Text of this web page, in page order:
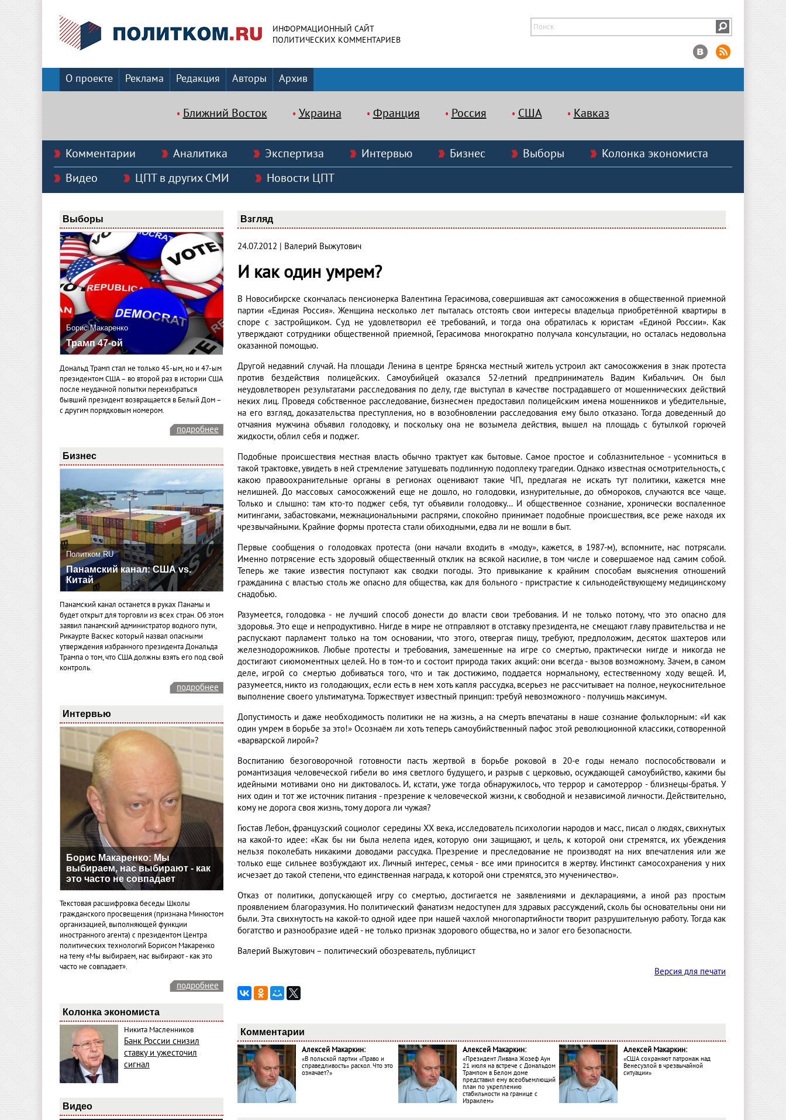
ИНФОРМАЦИОННЫЙ САЙТ
ПОЛИТИЧЕСКИХ КОММЕНТАРИЕВ
О проекте Реклама Редакция Авторы Архив
Ближний Восток Украина Франция Россия США Кавказ
Комментарии Аналитика Экспертиза Интервью Бизнес Выборы
Колонка экономиста
Видео
ЦПТ в других СМИ Новости ЦПТ
Выборы
Борис Макаренко
Трамп 47-ой
Дональд Трамп стал не только 45-ым, но и 47-ым
президентом США – во второй раз в истории США
после неудачной попытки переизбраться
бывший президент возвращается в Белый Дом –
с другим порядковым номером.
подробнее
Бизнес
Политком.RU
Панамский канал: США vs.
Китай
Панамский канал останется в руках Панамы и
будет открыт для торговли из всех стран. Об этом
заявил панамский администратор водного пути,
Рикаурте Васкес который назвал опасными
утверждения избранного президента Дональда
Трампа о том, что США должны взять его под свой
контроль.
подробнее
Интервью
Борис Макаренко: Мы
выбираем, нас выбирают - как
это часто не совпадает
Текстовая расшифровка беседы Школы
гражданского просвещения (признана Минюстом
организацией, выполняющей функции
иностранного агента) с президентом Центра
политических технологий Борисом Макаренко
на тему «Мы выбираем, нас выбирают - как это
часто не совпадает».
подробнее
Колонка экономиста
Никита Масленников
Банк России снизил
ставку и ужесточил
сигнал
Видео
Взгляд
24.07.2012 | Валерий Выжутович
И как один умрем?
В Новосибирске скончалась пенсионерка Валентина Герасимова, совершившая акт самосожжения в общественной приемной
партии «Единая Россия». Женщина несколько лет пыталась отстоять свои интересы владельца приобретённой квартиры в
споре с застройщиком. Суд не удовлетворил её требований, и тогда она обратилась к юристам «Единой России». Как
утверждают сотрудники общественной приемной, Герасимова многократно получала консультации, но осталась недовольна
оказанной помощью.
Другой недавний случай. На площади Ленина в центре Брянска местный житель устроил акт самосожжения в знак протеста
против бездействия полицейских. Самоубийцей оказался 52-летний предприниматель Вадим Кибальчич. Он был
неудовлетворен результатами расследования по делу, где выступал в качестве пострадавшего от мошеннических действий
неких лиц. Проведя собственное расследование, бизнесмен предоставил полицейским имена мошенников и убедительные,
на его взгляд, доказательства преступления, но в возобновлении расследования ему было отказано. Тогда доведенный до
отчаяния мужчина объявил голодовку, и поскольку она не возымела действия, вышел на площадь с бутылкой горючей
жидкости, облил себя и поджег.
Подобные происшествия местная власть обычно трактует как бытовые. Самое простое и соблазнительное - усомниться в
такой трактовке, увидеть в ней стремление затушевать подлинную подоплеку трагедии. Однако известная осмотрительность, с
какою правоохранительные органы в регионах оценивают такие ЧП, предлагая не искать тут политики, кажется мне
нелишней. До массовых самосожжений еще не дошло, но голодовки, изнурительные, до обмороков, случаются все чаще.
Только и слышно: там кто-то поджег себя, тут объявили голодовку… И общественное сознание, хронически воспаленное
митингами, забастовками, межнациональными распрями, спокойно принимает подобные происшествия, все реже находя их
чрезвычайными. Крайние формы протеста стали обиходными, едва ли не вошли в быт.
Первые сообщения о голодовках протеста (они начали входить в «моду», кажется, в 1987-м), вспомните, нас потрясали.
Именно потрясение есть здоровый общественный отклик на всякой насилие, в том числе и совершаемое над самим собой.
Теперь же такие известия поступают как сводки погоды. Это привыкание к крайним способам выяснения отношений
гражданина с властью столь же опасно для общества, как для больного - пристрастие к сильнодействующему медицинскому
снадобью.
Разумеется, голодовка - не лучший способ донести до власти свои требования. И не только потому, что это опасно для
здоровья. Это еще и непродуктивно. Нигде в мире не отправляют в отставку президента, не смещают главу правительства и не
распускают парламент только на том основании, что этого, отвергая пищу, требуют, предположим, десяток шахтеров или
железнодорожников. Любые протесты и требования, замешенные на игре со смертью, практически нигде и никогда не
достигают сиюмоментных целей. Но в том-то и состоит природа таких акций: они всегда - вызов возможному. Зачем, в самом
деле, игрой со смертью добиваться того, что и так достижимо, поддается нормальному, естественному ходу вещей. И,
разумеется, никто из голодающих, если есть в нем хоть капля рассудка, всерьез не рассчитывает на полное, неукоснительное
выполнение своего ультиматума. Торжествует известный принцип: требуй невозможного - получишь максимум.
Допустимость и даже необходимость политики не на жизнь, а на смерть впечатаны в наше сознание фольклорным: «И как
один умрем в борьбе за это!» Осознаём ли хоть теперь самоубийственный пафос этой революционной классики, сотворенной
«варварской лирой»?
Воспитанию безоговорочной готовности пасть жертвой в борьбе роковой в 20-е годы немало поспособствовали и
романтизация человеческой гибели во имя светлого будущего, и разрыв с церковью, осуждающей самоубийство, какими бы
идейными мотивами оно ни диктовалось. И, кстати, уже тогда обнаружилось, что террор и самотеррор - близнецы-братья. У
них один и тот же источник питания - презрение к человеческой жизни, к свободной и независимой личности. Действительно,
кому не дорога своя жизнь, тому дорога ли чужая?
Гюстав Лебон, французский социолог середины XX века, исследователь психологии народов и масс, писал о людях, свихнутых
на какой-то идее: «Как бы ни была нелепа идея, которую они защищают, и цель, к которой они стремятся, их убеждения
нельзя поколебать никакими доводами рассудка. Презрение и преследование не производят на них впечатления или же
только еще сильнее возбуждают их. Личный интерес, семья - все ими приносится в жертву. Инстинкт самосохранения у них
исчезает до такой степени, что единственная награда, к которой они стремятся, это мученичество».
Отказ от политики, допускающей игру со смертью, достигается не заявлениями и декларациями, а иной раз простым
проявлением благоразумия. Но политический фанатизм недоступен для здравых рассуждений, сколь бы основательны они ни
были. Эта свихнутость на какой-то одной идее при нашей чахлой многопартийности творит разрушительную работу. Тогда как
богатство и разнообразие идей - не только признак здорового общества, но и залог его безопасности.
Валерий Выжутович – политический обозреватель, публицист
Версия для печати
Комментарии
Алексей Макаркин:
«В польской партии «Право и
справедливость» раскол. Что это
означает?»
Алексей Макаркин:
«Президент Ливана Жозеф Аун
21 июля на встрече с Дональдом
Трампом в Белом доме
представил ему всеобъемлющий
план по укреплению
стабильности на границе с
Израилем»
Алексей Макаркин:
«США сохраняют патронаж над
Венесуэлой в чрезвычайной
ситуации»